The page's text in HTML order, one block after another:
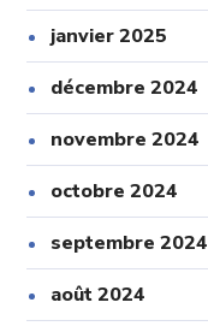
janvier 2025
décembre 2024
novembre 2024
octobre 2024
septembre 2024
août 2024